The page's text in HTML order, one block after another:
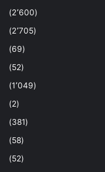
(2٬600)
(2٬705)
(69)
(52)
(1٬049)
(2)
(381)
(58)
(52)